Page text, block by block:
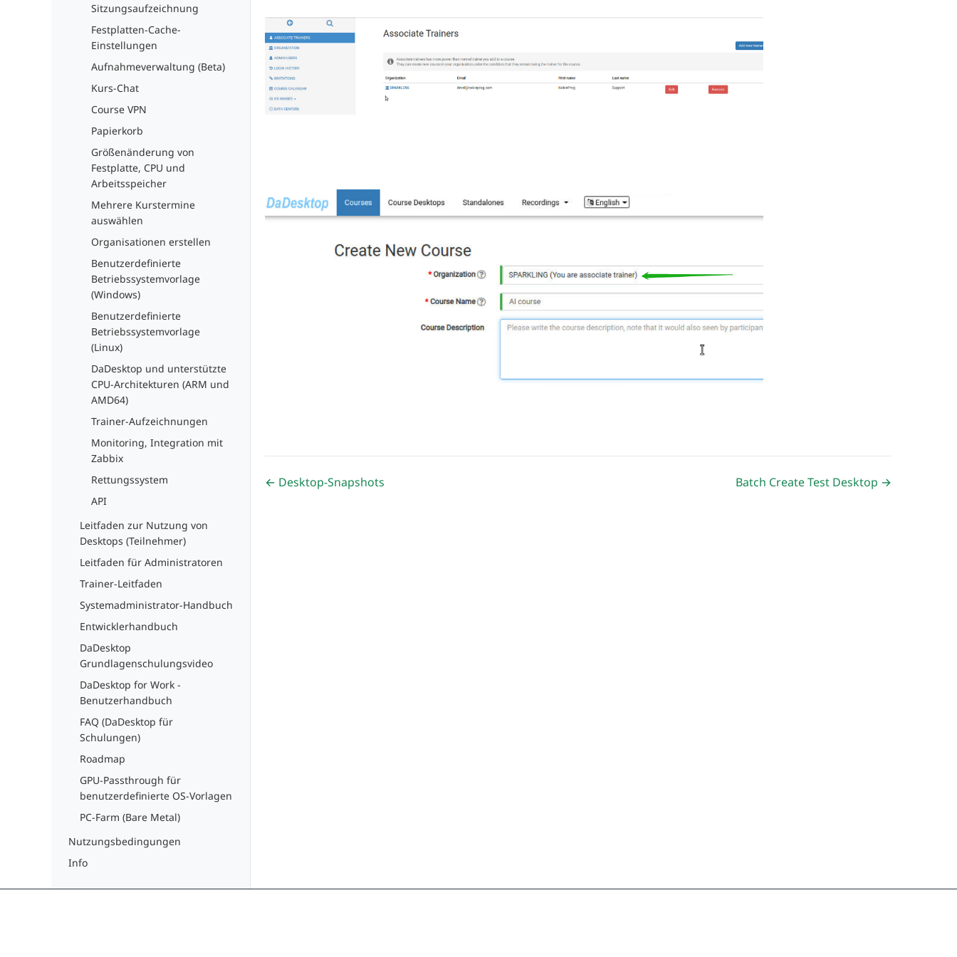
Sitzungsaufzeichnung
Festplatten-Cache-
Einstellungen
Aufnahmeverwaltung (Beta)
Kurs-Chat
Course VPN
Papierkorb
Größenänderung von
Festplatte, CPU und
Arbeitsspeicher
Mehrere Kurstermine
auswählen
Organisationen erstellen
Benutzerdefinierte
Betriebssystemvorlage
(Windows)
Benutzerdefinierte
Betriebssystemvorlage
(Linux)
DaDesktop und unterstützte
CPU-Architekturen (ARM und
AMD64)
Trainer-Aufzeichnungen
Monitoring, Integration mit
Zabbix
Rettungssystem
API
Leitfaden zur Nutzung von
Desktops (Teilnehmer)
Leitfaden für Administratoren
Trainer-Leitfaden
Systemadministrator-Handbuch
Entwicklerhandbuch
DaDesktop
Grundlagenschulungsvideo
DaDesktop for Work -
Benutzerhandbuch
FAQ (DaDesktop für
Schulungen)
Roadmap
GPU-Passthrough für
benutzerdefinierte OS-Vorlagen
PC-Farm (Bare Metal)
Nutzungsbedingungen
Info
← Desktop-Snapshots Batch Create Test Desktop →